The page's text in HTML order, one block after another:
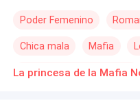
suyo algún día, por eso
hay punto medio. Es por
ser perfecta. Un arma
Poder Femenino
Chica mala Mafia
Matrimonio por Contrato